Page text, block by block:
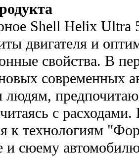
Shell Helix Ultra
двигателя и
свойства. В
современных
людям,
с
к технологиям
и сюему